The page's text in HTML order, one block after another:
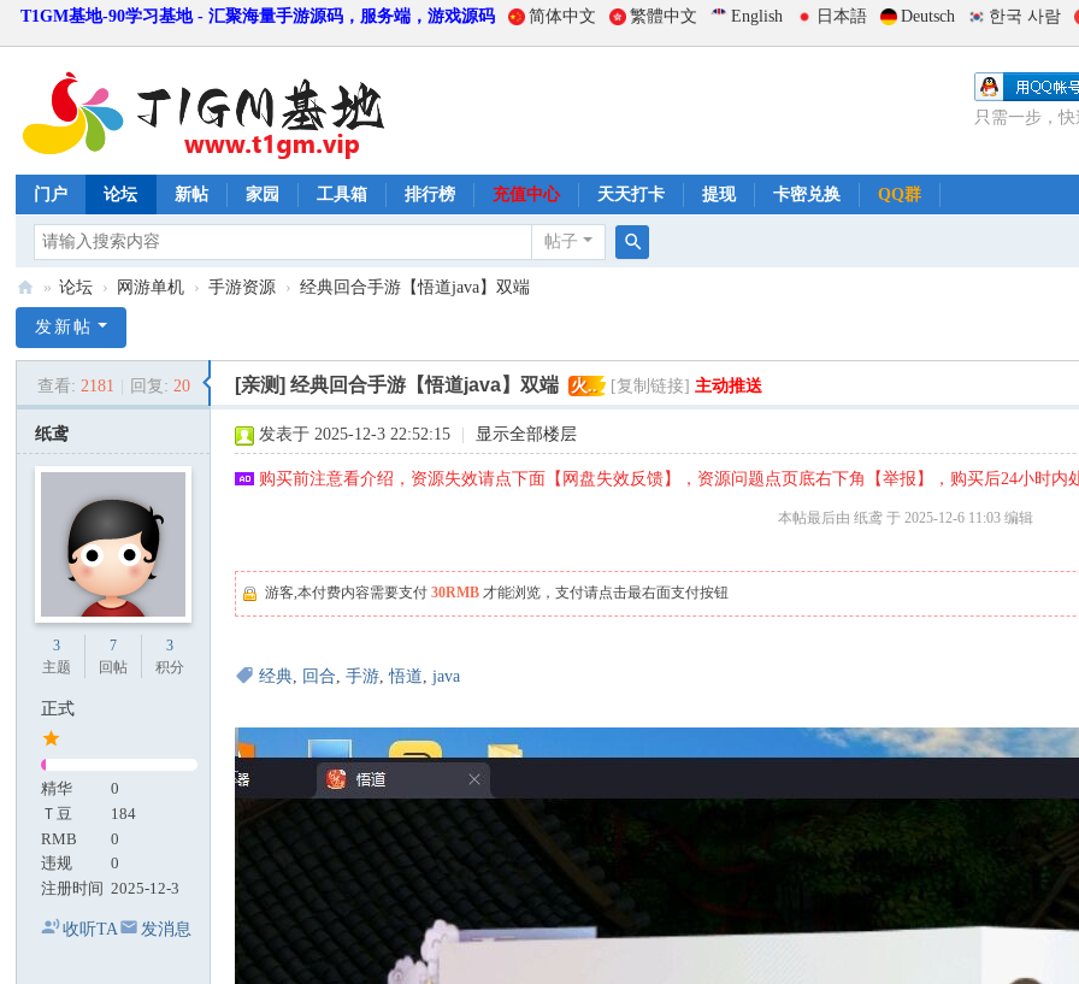
T1GM基地-90学习基地 - 汇聚海量手游源码，服务端，游戏源码 简体中文 繁體中文 English 日本語 Deutsch 한국 사람
只需一步，
门户 论坛 新帖 家园 工具箱 排行榜 充值中心 天天打卡 提现 卡密兑换 QQ群
帖子
1
» 论坛 › 网游单机 › 手游资源 › 经典回合手游【悟道java】双端
发新帖
查看: 2181 回复: 20 [亲测]经典回合手游【悟道java】双端 火.. [复制链接] 主动推送
纸鸢
3
主题
7
回帖
3
积分
正式
精华
0
Ｔ豆
184
RMB
0
违规
0
注册时间 2025-12-3
收听TA 发消息
发表于 2025-12-3 22:52:15 显示全部楼层
购买前注意看介绍，资源失效请点下面【网盘失效反馈】，资源问题点页底右下角【举报】，购买后24小时
本帖最后由 纸鸢 于 2025-12-6 11:03 编辑
游客,本付费内容需要支付30RMB 才能浏览，支付请点击最右面支付按钮
经典, 回合,手游,悟道,java